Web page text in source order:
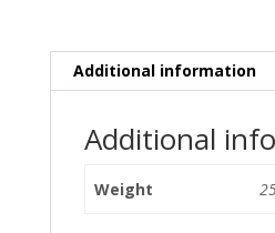
Additional information
Additional
Weight